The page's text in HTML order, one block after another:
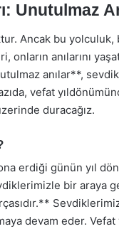
Unutulmaz
Ancak bu yolculuk,
anılarını
anılar**,
vefat
duracağız.
erdiği günün yıl
bir araya
devam eder.